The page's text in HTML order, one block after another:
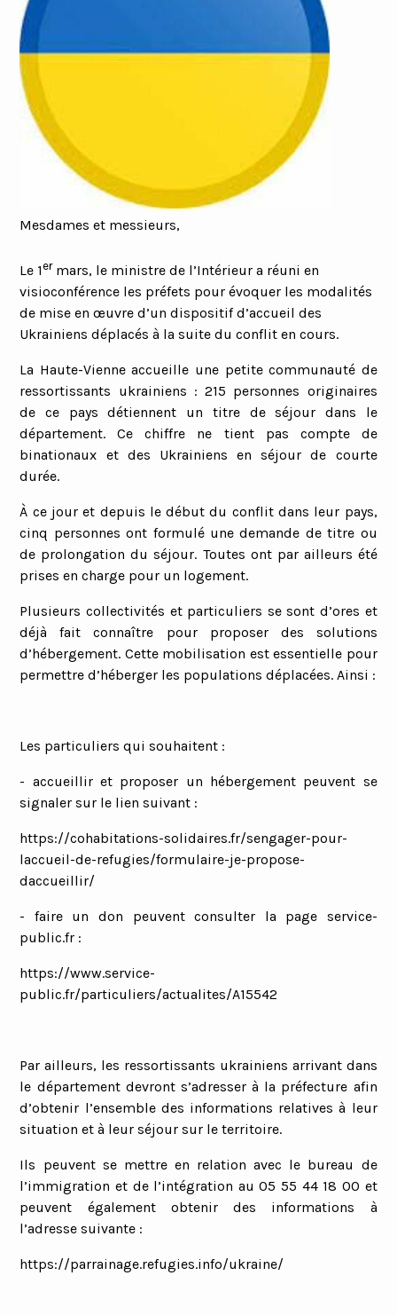
Mesdames et messieurs,
Le 1er mars, le ministre de l’Intérieur a réuni en
visioconférence les préfets pour évoquer les modalités
de mise en œuvre d’un dispositif d’accueil des
Ukrainiens déplacés à la suite du conflit en cours.
La Haute-Vienne accueille une petite communauté de
ressortissants ukrainiens : 215 personnes originaires
de ce pays détiennent un titre de séjour dans le
département. Ce chiffre ne tient pas compte de
binationaux et des Ukrainiens en séjour de courte
durée.
À ce jour et depuis le début du conflit dans leur pays,
cinq personnes ont formulé une demande de titre ou
de prolongation du séjour. Toutes ont par ailleurs été
prises en charge pour un logement.
Plusieurs collectivités et particuliers se sont d’ores et
déjà fait connaître pour proposer des solutions
d’hébergement. Cette mobilisation est essentielle pour
permettre d’héberger les populations déplacées. Ainsi :
Les particuliers qui souhaitent :
- accueillir et proposer un hébergement peuvent se
signaler sur le lien suivant :
https://cohabitations-solidaires.fr/sengager-pour-
laccueil-de-refugies/formulaire-je-propose-
daccueillir/
- faire un don peuvent consulter la page service-
public.fr :
https://www.service-
public.fr/particuliers/actualites/A15542
Par ailleurs, les ressortissants ukrainiens arrivant dans
le département devront s’adresser à la préfecture afin
d’obtenir l’ensemble des informations relatives à leur
situation et à leur séjour sur le territoire.
Ils peuvent se mettre en relation avec le bureau de
l’immigration et de l’intégration au 05 55 44 18 00 et
peuvent également obtenir des informations à
l’adresse suivante :
https://parrainage.refugies.info/ukraine/